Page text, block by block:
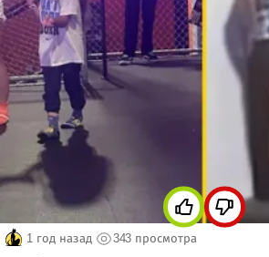
1 год назад 343 просмотра